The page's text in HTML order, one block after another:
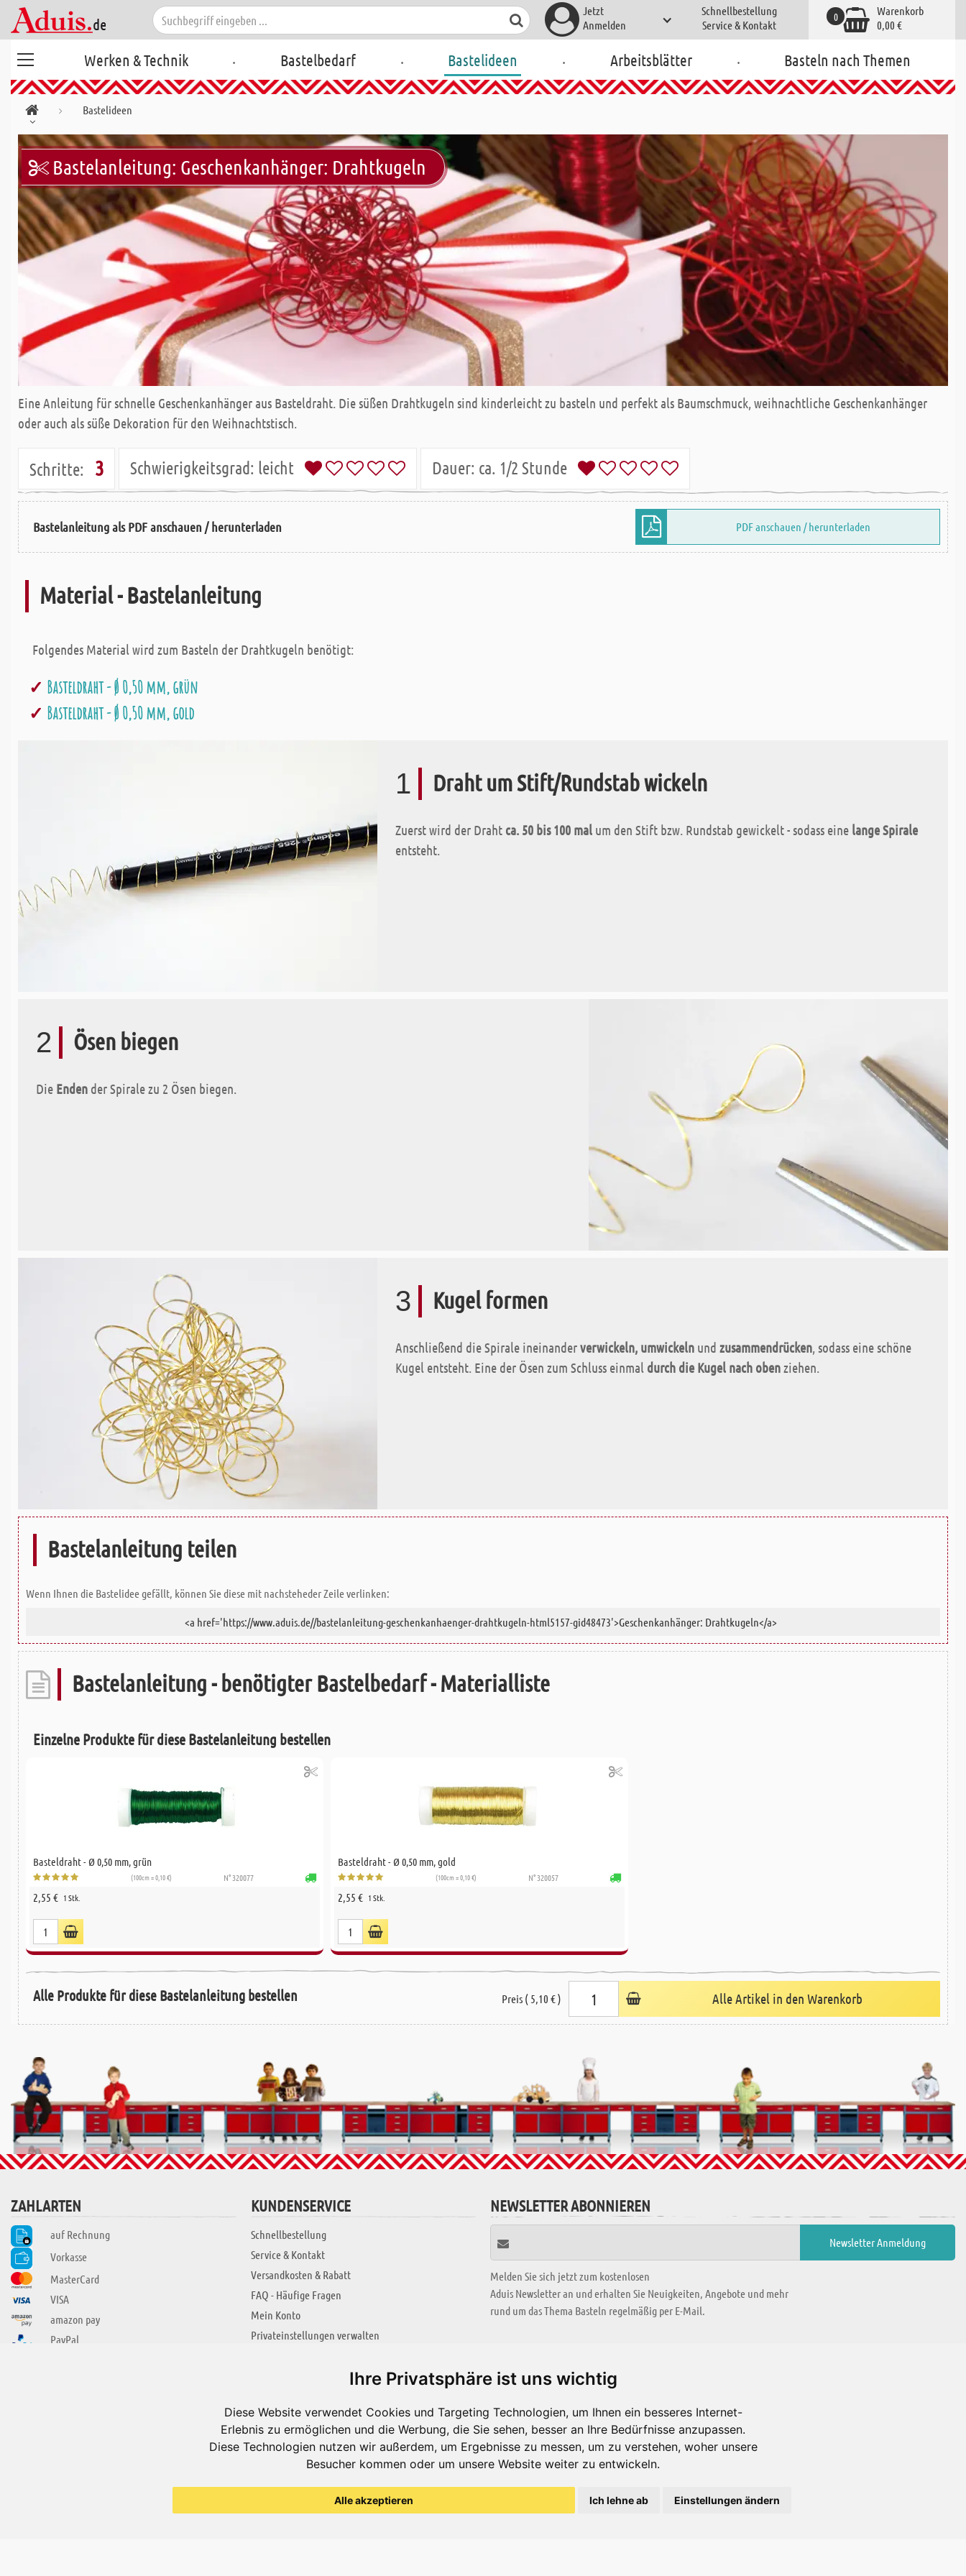
Ihre Privatsphäre ist uns wichtig
Diese Website verwendet Cookies und Targeting Technologien, um Ihnen ein besseres Internet-
Erlebnis zu ermöglichen und die Werbung, die Sie sehen, besser an Ihre Bedürfnisse anzupassen.
Diese Technologien nutzen wir außerdem, um Ergebnisse zu messen, um zu verstehen, woher unsere
Besucher kommen oder um unsere Website weiter zu entwickeln.
Alle akzeptieren Ich lehne ab Einstellungen ändern
Jetzt
Anmelden
Schnellbestellung
Service & Kontakt
Warenkorb
0,00 €
0
Werken & Technik . Bastelbedarf . Bastelideen . Arbeitsblätter . Basteln nach Themen
Bastelideen
Bastelanleitung: Geschenkanhänger: Drahtkugeln
Eine Anleitung für schnelle Geschenkanhänger aus Basteldraht. Die süßen Drahtkugeln sind kinderleicht zu basteln und perfekt als Baumschmuck, weihnachtliche Geschenkanhänger
oder auch als süße Dekoration für den Weihnachtstisch.
Schritte: 3 Schwierigkeitsgrad: leicht Dauer: ca. 1/2 Stunde
Bastelanleitung als PDF anschauen / herunterladen PDF anschauen / herunterladen
Material - Bastelanleitung
Folgendes Material wird zum Basteln der Drahtkugeln benötigt:
Basteldraht - Ø 0,50 mm, grün
Basteldraht - Ø 0,50 mm, gold
1 Draht um Stift/Rundstab wickeln
Zuerst wird der Draht ca. 50 bis 100 mal um den Stift bzw. Rundstab gewickelt - sodass eine lange Spirale
entsteht.
2 Ösen biegen
Die Enden der Spirale zu 2 Ösen biegen.
3 Kugel formen
Anschließend die Spirale ineinanderverwickeln, umwickeln und zusammendrücken, sodass eine schöne
Kugel entsteht. Eine der Ösen zum Schluss einmal durch die Kugel nach obenziehen.
Bastelanleitung teilen
Wenn Ihnen die Bastelidee gefällt, können Sie diese mit nachsteheder Zeile verlinken:
Bastelanleitung - benötigter Bastelbedarf - Materialliste
Einzelne Produkte für diese Bastelanleitung bestellen
Basteldraht - Ø 0,50 mm, grün
(100cm = 0,10 €) N° 320077
2,55 € 1 Stk.
Basteldraht - Ø 0,50 mm, gold
(100cm = 0,10 €) N° 320057
2,55 € 1 Stk.
Alle Produkte für diese Bastelanleitung bestellen Preis ( 5,10 € ) Alle Artikel in den Warenkorb
ZAHLARTEN
auf Rechnung
Vorkasse
MasterCard
VISA
amazon pay
PayPal
KUNDENSERVICE
Schnellbestellung
Service & Kontakt
Versandkosten & Rabatt
FAQ - Häufige Fragen
Mein Konto
Privateinstellungen verwalten
NEWSLETTER ABONNIEREN
Melden Sie sich jetzt zum kostenlosen
Aduis Newsletter an und erhalten Sie Neuigkeiten, Angebote und mehr
rund um das Thema Basteln regelmäßig per E-Mail.
Jobs
Impressum
Datenschutzerklärung
KREATIV ZONE
Alle Videos
Bastelideen
Arbeitsblätter
Es gibt uns auch in